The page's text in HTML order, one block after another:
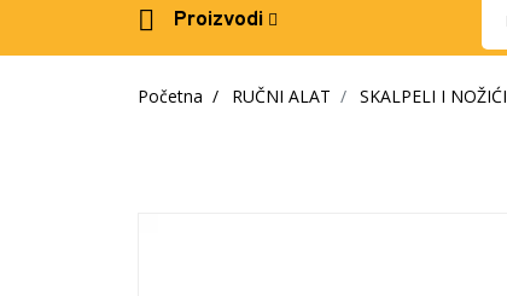
Proizvodi
Početna RUČNI ALAT SKALPELI I NOŽIĆI